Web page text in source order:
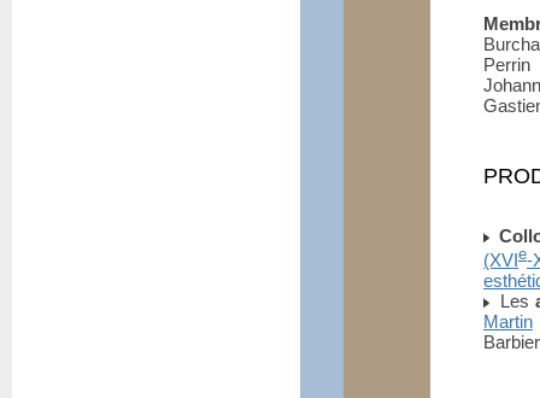
Perrin
(XVIe-
Les
Martin